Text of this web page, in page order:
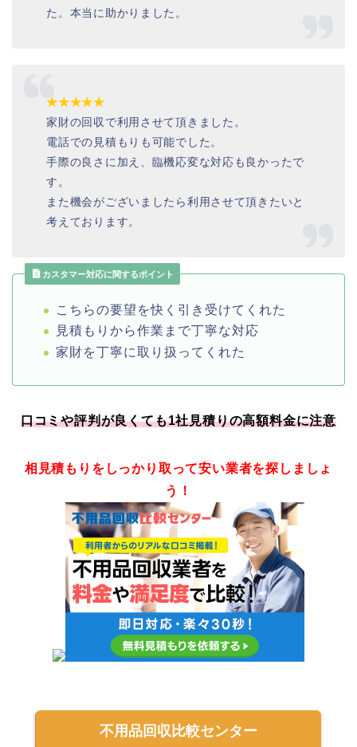
た。本当に助かりました。
★★★★★
家財の回収で利用させて頂きました。
電話での見積もりも可能でした。
手際の良さに加え、臨機応変な対応も良かったで
す。
また機会がございましたら利用させて頂きたいと
考えております。
カスタマー対応に関するポイント
こちらの要望を快く引き受けてくれた
見積もりから作業まで丁寧な対応
家財を丁寧に取り扱ってくれた
口コミや評判が良くても1社見積りの高額料金に注意
相見積もりをしっかり取って安い業者を探しましょ
う！
不用品回収比較センター